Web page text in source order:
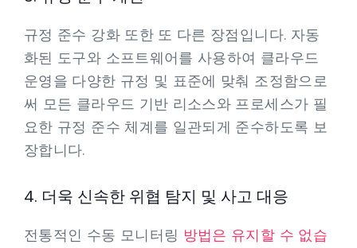
규정 준수 강화 또한 또 다른 장점입니다. 자동
화된 도구와 소프트웨어를 사용하여 클라우드
운영을 다양한 규정 및 표준에 맞춰 조정함으로
써 모든 클라우드 기반 리소스와 프로세스가 필
요한 규정 준수 체계를 일관되게 준수하도록 보
장합니다.
4. 더욱 신속한 위협 탐지 및 사고 대응
전통적인 수동 모니터링 방법은 유지할 수 없습